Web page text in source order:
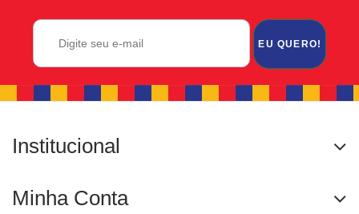
EU QUERO!
Institucional
Minha Conta